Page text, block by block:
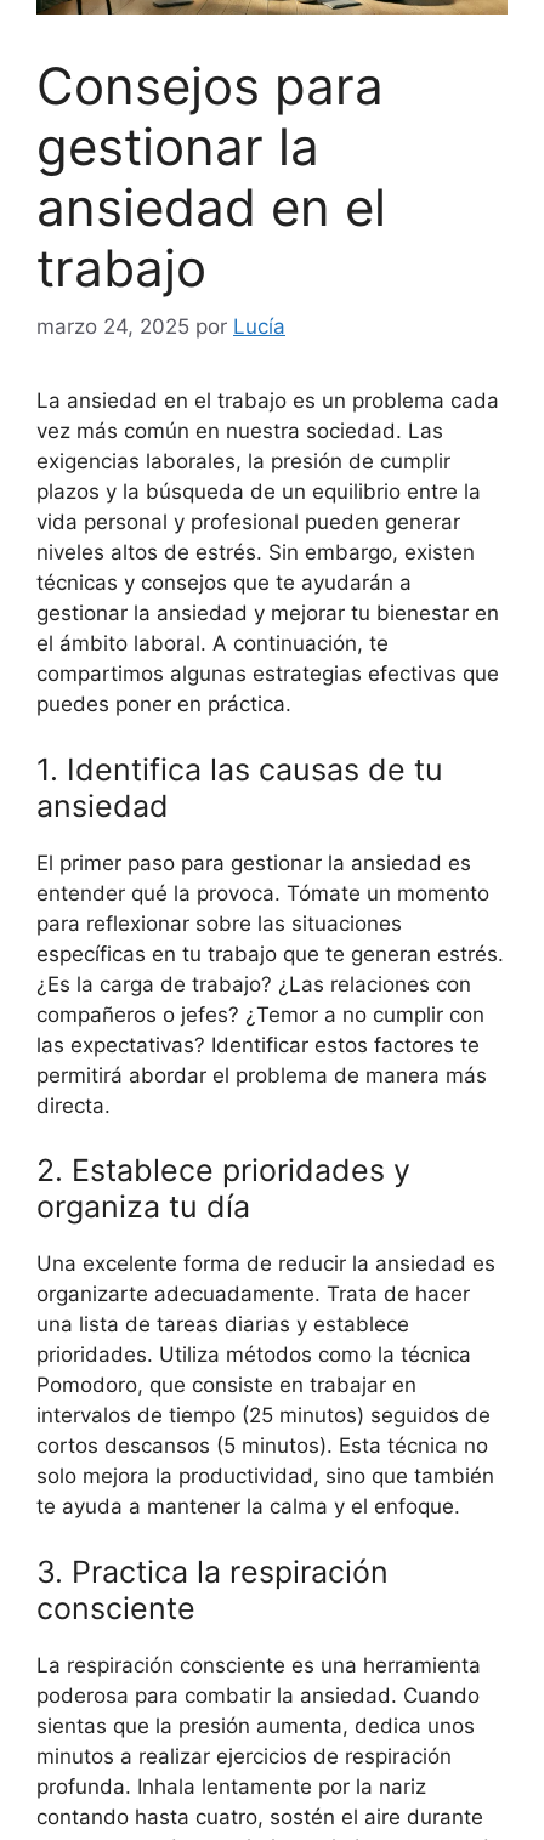
Consejos para
gestionar la
ansiedad en el
trabajo
marzo 24, 2025 por Lucía
La ansiedad en el trabajo es un problema cada
vez más común en nuestra sociedad. Las
exigencias laborales, la presión de cumplir
plazos y la búsqueda de un equilibrio entre la
vida personal y profesional pueden generar
niveles altos de estrés. Sin embargo, existen
técnicas y consejos que te ayudarán a
gestionar la ansiedad y mejorar tu bienestar en
el ámbito laboral. A continuación, te
compartimos algunas estrategias efectivas que
puedes poner en práctica.
1. Identifica las causas de tu
ansiedad
El primer paso para gestionar la ansiedad es
entender qué la provoca. Tómate un momento
para reflexionar sobre las situaciones
específicas en tu trabajo que te generan estrés.
¿Es la carga de trabajo? ¿Las relaciones con
compañeros o jefes? ¿Temor a no cumplir con
las expectativas? Identificar estos factores te
permitirá abordar el problema de manera más
directa.
2. Establece prioridades y
organiza tu día
Una excelente forma de reducir la ansiedad es
organizarte adecuadamente. Trata de hacer
una lista de tareas diarias y establece
prioridades. Utiliza métodos como la técnica
Pomodoro, que consiste en trabajar en
intervalos de tiempo (25 minutos) seguidos de
cortos descansos (5 minutos). Esta técnica no
solo mejora la productividad, sino que también
te ayuda a mantener la calma y el enfoque.
3. Practica la respiración
consciente
La respiración consciente es una herramienta
poderosa para combatir la ansiedad. Cuando
sientas que la presión aumenta, dedica unos
minutos a realizar ejercicios de respiración
profunda. Inhala lentamente por la nariz
contando hasta cuatro, sostén el aire durante